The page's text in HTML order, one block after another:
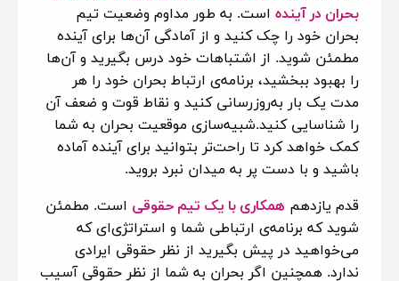
بحران در آینده است. به طور مداوم وضعیت تیم
بحران خود را چک کنید و از آمادگی آن‌ها برای آینده
مطمئن شوید. از اشتباهات خود درس بگیرید و آن‌ها
را بهبود ببخشید، برنامه‌ی ارتباط بحران خود را هر
مدت یک بار به‌روزرسانی کنید و نقاط قوت و ضعف آن
را شناسایی کنید.شبیه‌سازی موقعیت بحران به شما
کمک خواهد کرد تا راحت‌تر بتوانید برای آینده آماده
باشید و با دست پر به میدان نبرد بروید.
قدم یازدهم همکاری با یک تیم حقوقی است. مطمئن
شوید که برنامه‌ی ارتباطی شما و استراتژی‌ای که
می‌خواهید در پیش بگیرید از نظر حقوقی ایرادی
ندارد. همچنین اگر بحران به شما از نظر حقوقی آسیب